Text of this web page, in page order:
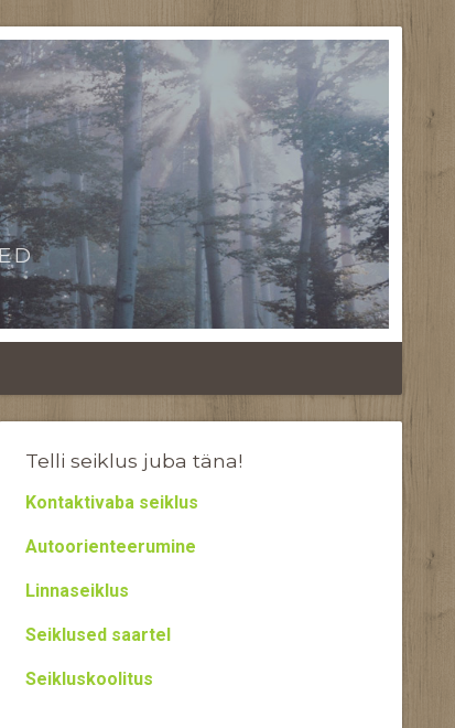
Telli seiklus juba täna!
Kontaktivaba seiklus
Autoorienteerumine
Linnaseiklus
Seiklused saartel
Seikluskoolitus